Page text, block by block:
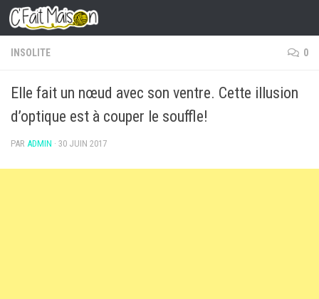
Skip to content
INSOLITE 0
Elle fait un nœud avec son ventre. Cette illusion
d’optique est à couper le souffle!
PAR ADMIN · 30 JUIN 2017